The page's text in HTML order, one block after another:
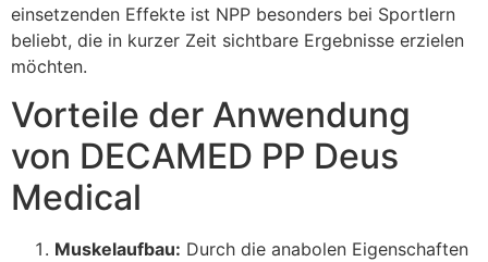
einsetzenden Effekte ist NPP besonders bei Sportlern
beliebt, die in kurzer Zeit sichtbare Ergebnisse erzielen
möchten.
Vorteile der Anwendung
von DECAMED PP Deus
Medical
Muskelaufbau: Durch die anabolen Eigenschaften